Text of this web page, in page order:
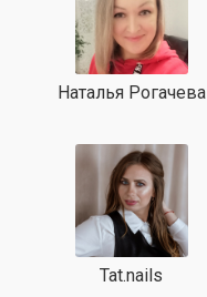
Наталья Рогачева
Tat.nails